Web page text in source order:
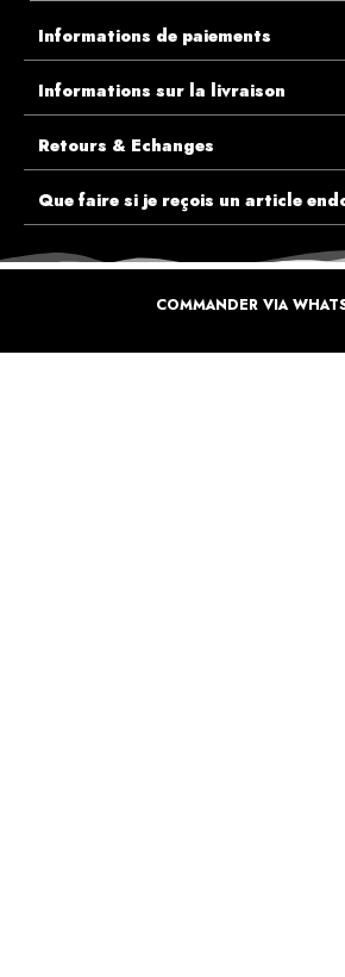
Informations de paiements
Informations sur la livraison
Retours & Echanges
Que faire si je reçois un article
COMMANDER VIA